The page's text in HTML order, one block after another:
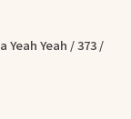
Yeah / 373 /